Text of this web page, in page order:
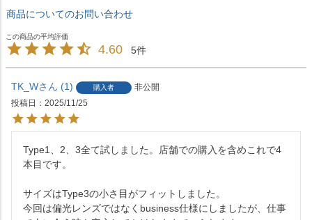
商品についてのお問い合わせ
4.60 5
TK_W 1 購入者
非公開
投稿日
2025/11/25
Type1、2、3全て試しました。店舗での購入を含めこれで4
本目です。
サイズはType3の小さ目がフィットしました。
今回は偏光レンズではなくbusiness仕様にしましたが、仕事